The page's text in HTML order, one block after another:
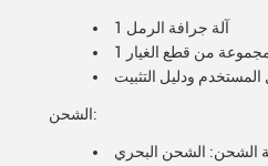
1 آلة جرافة الرمل
مجموعة من قطع الغيار
المستخدم ودليل التثبيت
الشحن:
الشحن: الشحن البحري